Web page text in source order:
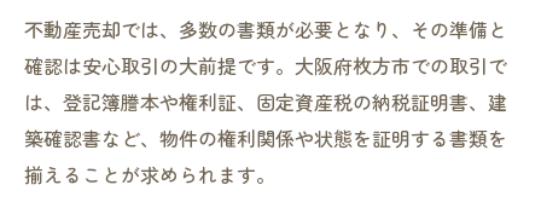
不動産売却では、多数の書類が必要となり、その準備と
確認は安心取引の大前提です。大阪府枚方市での取引で
は、登記簿謄本や権利証、固定資産税の納税証明書、建
築確認書など、物件の権利関係や状態を証明する書類を
揃えることが求められます。